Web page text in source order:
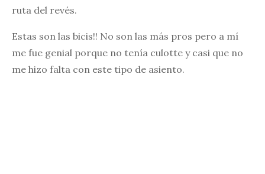
ruta del revés.
Estas son las bicis!! No son las más pros pero a mí
me fue genial porque no tenía culotte y casi que no
me hizo falta con este tipo de asiento.